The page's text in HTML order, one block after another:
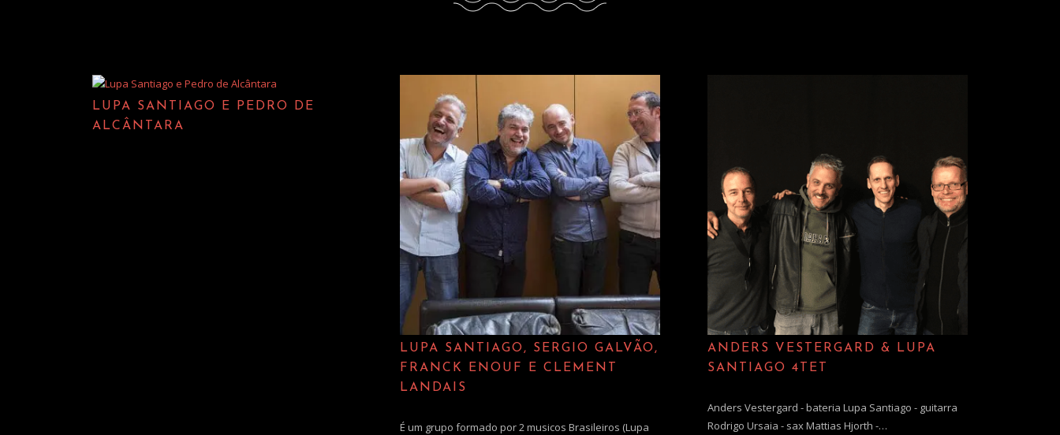
LUPA SANTIAGO E PEDRO DE
ALCÂNTARA
LUPA SANTIAGO, SERGIO GALVÃO,
FRANCK ENOUF E CLEMENT
LANDAIS
É um grupo formado por 2 musicos Brasileiros (Lupa
ANDERS VESTERGARD & LUPA
SANTIAGO 4TET
Anders Vestergard - bateria Lupa Santiago - guitarra
Rodrigo Ursaia - sax Mattias Hjorth -…